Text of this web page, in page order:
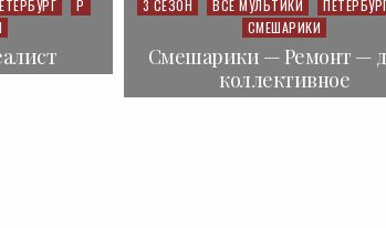
Р
Posted
3 СЕЗОН ВСЕ МУЛЬТИКИ
СМЕШАРИКИ
Смешарики — Ремонт —
коллективное